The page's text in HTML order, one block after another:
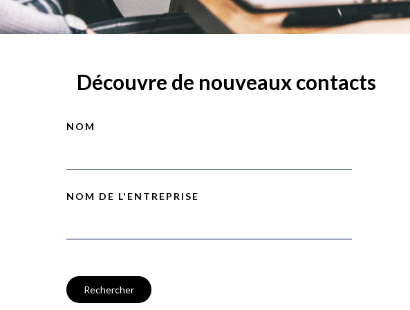
Découvre de nouveaux contacts
NOM
NOM DE L'ENTREPRISE